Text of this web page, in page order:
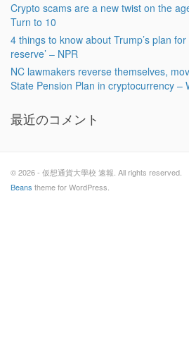
Crypto scams are a new twist on the
Turn to 10
4 things to know about Trump’s plan
reserve’ – NPR
NC lawmakers reverse themselves,
State Pension Plan in cryptocurrency –
最近のコメント
© 2026 - 仮想通貨大學校 速報. All rights reserved.
Beans theme for WordPress.